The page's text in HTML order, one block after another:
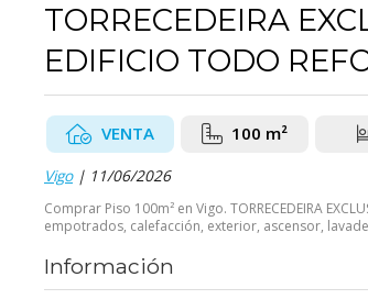
TORRECEDEIRA
EDIFICIO TODO
VENTA 100 m²
Vigo| 11/06/2026
Comprar Piso 100m² en Vigo. TORRECEDEIRA
empotrados, calefacción, exterior, ascensor,
Información